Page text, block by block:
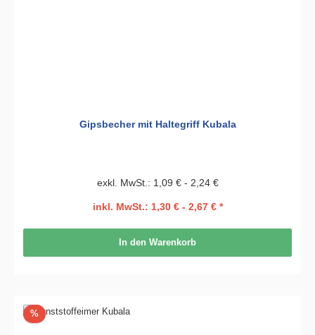
Gipsbecher mit Haltegriff Kubala
exkl. MwSt.: 1,09 € - 2,24 €
inkl. MwSt.: 1,30 € - 2,67 € *
In den Warenkorb
%Rabatt